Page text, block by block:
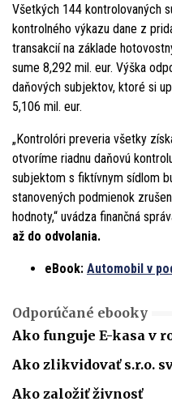
Všetkých 144 kontrolovaných
kontrolného výkazu dane z
transakcií na základe
sume 8,292 mil. eur. Výška
daňových subjektov, ktoré si
5,106 mil. eur.
„Kontrolóri preveria všetky
otvoríme riadnu daňovú
subjektom s fiktívnym sídlom
stanovených podmienok
hodnoty,“ uvádza finančná
až do odvolania.
eBook: Automobil v
Odporúčané ebooky
Ako funguje E-kasa v
Ako zlikvidovať s.r.o.
Ako založiť živnosť